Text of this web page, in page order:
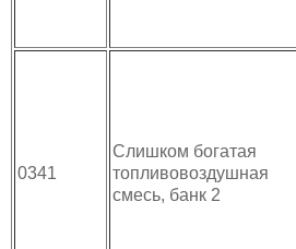
0341
Слишком богатая
топливовоздушная
смесь, банк 2